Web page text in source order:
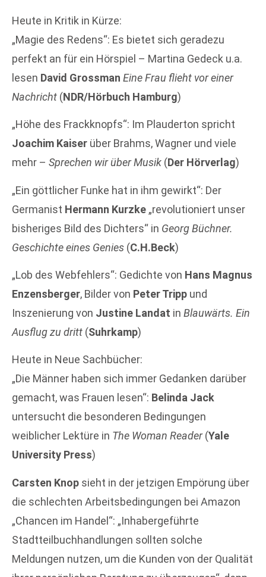
Heute in Kritik in Kürze:
„Magie des Redens“: Es bietet sich geradezu
perfekt an für ein Hörspiel – Martina Gedeck u.a.
lesen David Grossman Eine Frau flieht vor einer
Nachricht (NDR/Hörbuch Hamburg)
„Höhe des Frackknopfs“: Im Plauderton spricht
Joachim Kaiser über Brahms, Wagner und viele
mehr – Sprechen wir über Musik (Der Hörverlag)
„Ein göttlicher Funke hat in ihm gewirkt“: Der
Germanist Hermann Kurzke „revolutioniert unser
bisheriges Bild des Dichters“ in Georg Büchner.
Geschichte eines Genies (C.H.Beck)
„Lob des Webfehlers“: Gedichte von Hans Magnus
Enzensberger, Bilder von Peter Tripp und
Inszenierung von Justine Landat in Blauwärts. Ein
Ausflug zu dritt (Suhrkamp)
Heute in Neue Sachbücher:
„Die Männer haben sich immer Gedanken darüber
gemacht, was Frauen lesen“: Belinda Jack
untersucht die besonderen Bedingungen
weiblicher Lektüre in The Woman Reader(Yale
University Press)
Carsten Knop sieht in der jetzigen Empörung über
die schlechten Arbeitsbedingungen bei Amazon
„Chancen im Handel“: „Inhabergeführte
Stadtteilbuchhandlungen sollten solche
Meldungen nutzen, um die Kunden von der Qualität